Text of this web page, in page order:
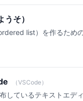
そ）
list）を作るため
（VSCode）
しているテキストエデ